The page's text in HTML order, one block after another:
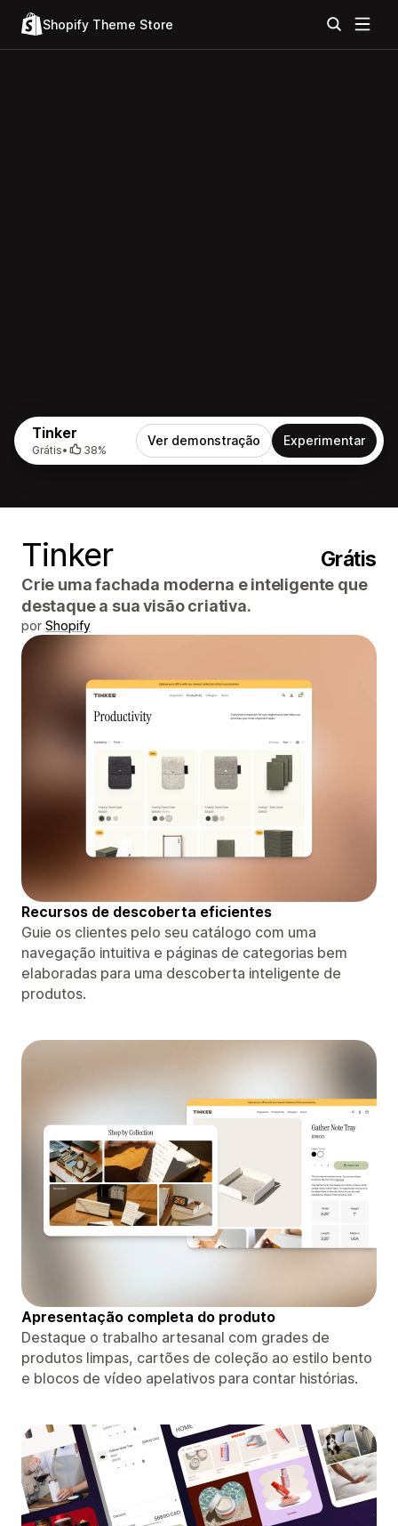
Shopify Theme Store
Tinker
Grátis• 38%
Ver demonstração Experimentar
Tinker Grátis
Crie uma fachada moderna e inteligente que
destaque a sua visão criativa.
por Shopify
Recursos de descoberta eficientes
Guie os clientes pelo seu catálogo com uma
navegação intuitiva e páginas de categorias bem
elaboradas para uma descoberta inteligente de
produtos.
Apresentação completa do produto
Destaque o trabalho artesanal com grades de
produtos limpas, cartões de coleção ao estilo bento
e blocos de vídeo apelativos para contar histórias.